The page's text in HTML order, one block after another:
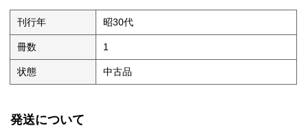
刊行年 昭30代
冊数 1
状態 中古品
発送について